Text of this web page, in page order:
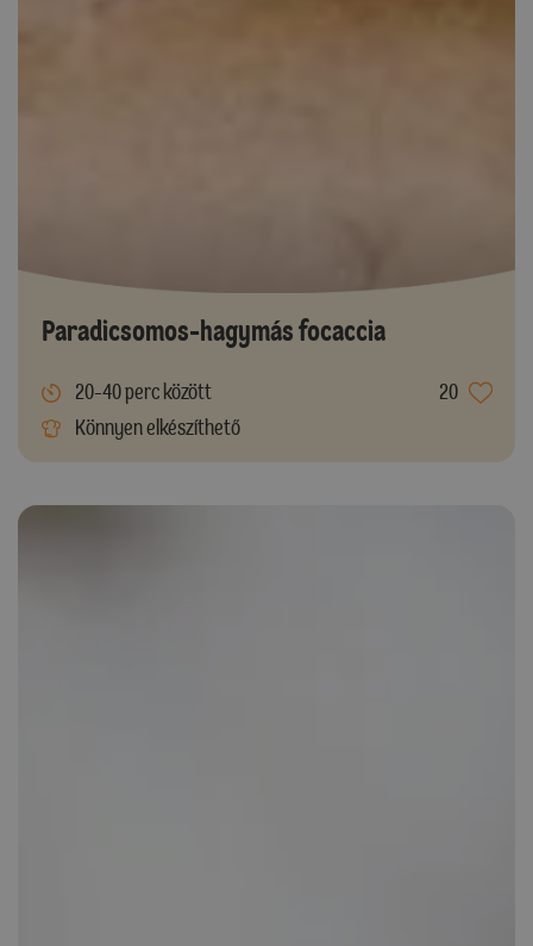
Paradicsomos-hagymás focaccia
20-40 perc között
20
Könnyen elkészíthető